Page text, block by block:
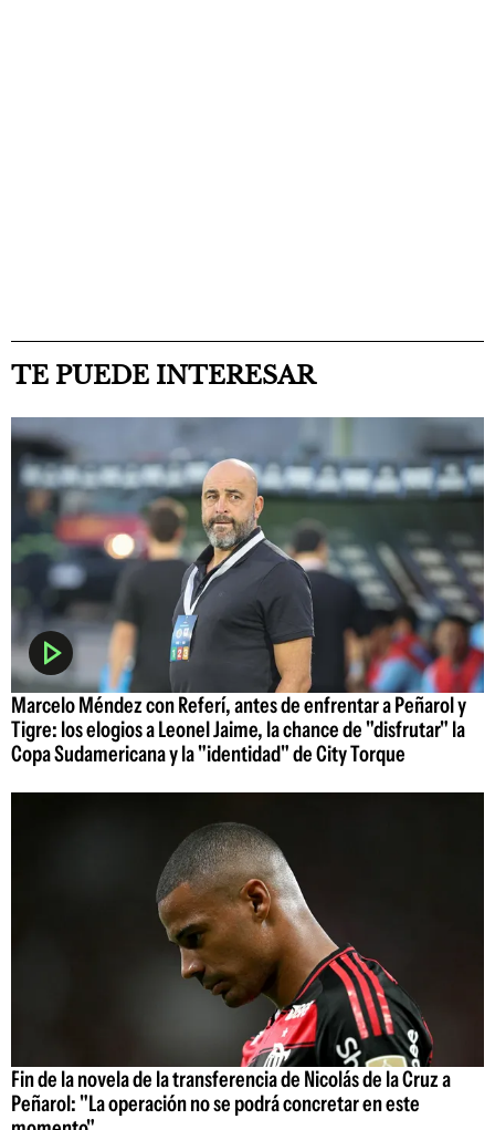
TE PUEDE INTERESAR
Marcelo Méndez con Referí, antes de enfrentar a Peñarol y
Tigre: los elogios a Leonel Jaime, la chance de "disfrutar" la
Copa Sudamericana y la "identidad" de City Torque
Fin de la novela de la transferencia de Nicolás de la Cruz a
Peñarol: "La operación no se podrá concretar en este